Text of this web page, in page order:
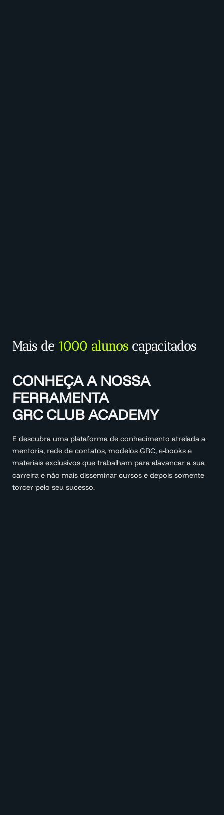
Mais de 1000 alunos capacitados
CONHEÇA A NOSSA
FERRAMENTA
GRC CLUB ACADEMY
E descubra uma plataforma de conhecimento atrelada a
mentoria, rede de contatos, modelos GRC, e-books e
materiais exclusivos que trabalham para alavancar a sua
carreira e não mais disseminar cursos e depois somente
torcer pelo seu sucesso.